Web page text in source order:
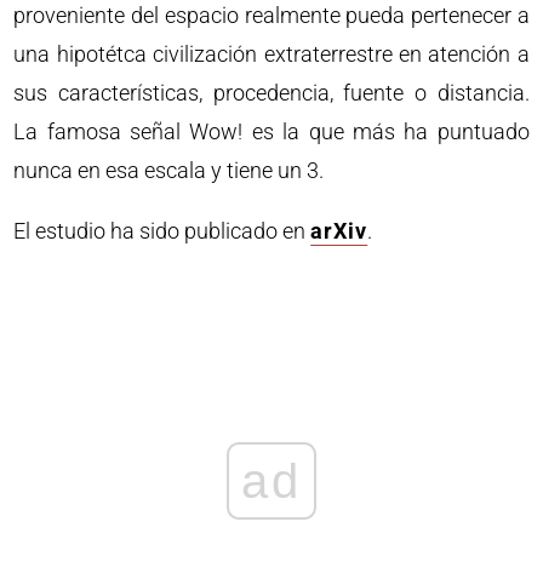
proveniente del espacio realmente pueda pertenecer a
una hipotétca civilización extraterrestre en atención a
sus características, procedencia, fuente o distancia.
La famosa señal Wow! es la que más ha puntuado
nunca en esa escala y tiene un 3.
El estudio ha sido publicado enarXiv.
ad